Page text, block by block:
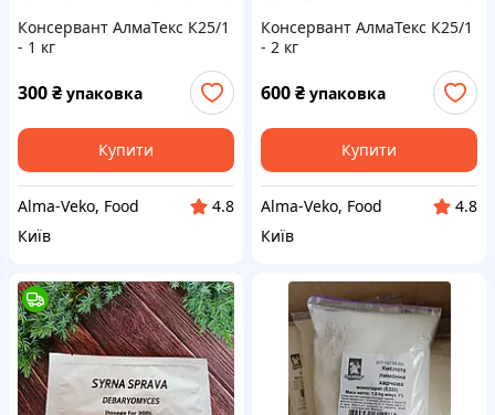
Консервант АлмаТекс К25/1
- 1 кг
300₴ упаковка
Купити
Аlma-Veko, Food
4.8
Київ
Консервант АлмаТекс К25/1
- 2 кг
600₴ упаковка
Купити
Аlma-Veko, Food
4.8
Київ